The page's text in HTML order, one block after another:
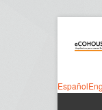
Español